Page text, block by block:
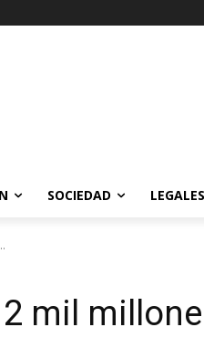
SOCIEDAD LEGALES
mil